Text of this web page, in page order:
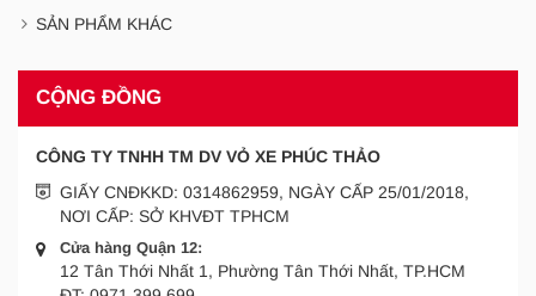
SẢN PHẨM KHÁC
CỘNG ĐỒNG
CÔNG TY TNHH TM DV VỎ XE PHÚC THẢO
GIẤY CNĐKKD: 0314862959, NGÀY CẤP 25/01/2018,
NƠI CẤP: SỞ KHVĐT TPHCM
Cửa hàng Quận 12:
12 Tân Thới Nhất 1, Phường Tân Thới Nhất, TP.HCM